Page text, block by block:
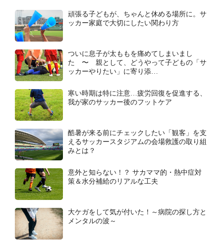
頑張る子どもが、ちゃんと休める場所に。サ
ッカー家庭で大切にしたい関わり方
ついに息子が太ももを痛めてしまいまし
た 〜 親として、どうやって子どもの「サ
ッカーやりたい」に寄り添…
寒い時期は特に注意…疲労回復を促進する、
我が家のサッカー後のフットケア
酷暑が来る前にチェックしたい「観客」を支
えるサッカースタジアムの会場救護の取り組
みとは？
意外と知らない！？ サカママ的・熱中症対
策＆水分補給のリアルな工夫
大ケガをして気が付いた！～病院の探し方と
メンタルの波～